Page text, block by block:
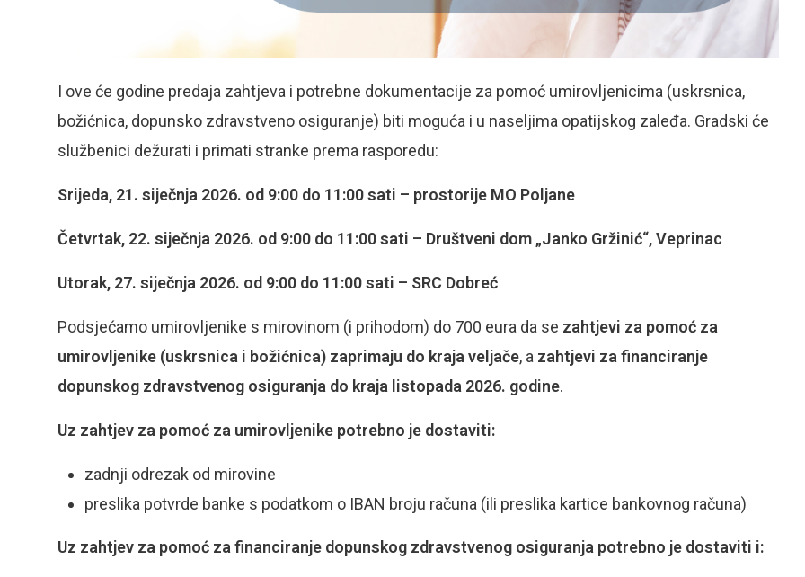
I ove će godine predaja zahtjeva i potrebne dokumentacije za pomoć umirovljenicima (uskrsnica,
božićnica, dopunsko zdravstveno osiguranje) biti moguća i u naseljima opatijskog zaleđa. Gradski će
službenici dežurati i primati stranke prema rasporedu:
Srijeda, 21. siječnja 2026. od 9:00 do 11:00 sati – prostorije MO Poljane
Četvrtak, 22. siječnja 2026. od 9:00 do 11:00 sati – Društveni dom „Janko Gržinić“, Veprinac
Utorak, 27. siječnja 2026. od 9:00 do 11:00 sati – SRC Dobreć
Podsjećamo umirovljenike s mirovinom (i prihodom) do 700 eura da se zahtjevi za pomoć za
umirovljenike (uskrsnica i božićnica) zaprimaju do kraja veljače, a zahtjevi za financiranje
dopunskog zdravstvenog osiguranja do kraja listopada 2026. godine.
Uz zahtjev za pomoć za umirovljenike potrebno je dostaviti:
zadnji odrezak od mirovine
preslika potvrde banke s podatkom o IBAN broju računa (ili preslika kartice bankovnog računa)
Uz zahtjev za pomoć za financiranje dopunskog zdravstvenog osiguranja potrebno je dostaviti i: